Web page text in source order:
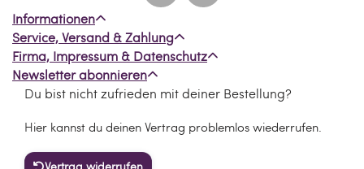
Informationen
Service, Versand & Zahlung
Firma, Impressum & Datenschutz
Newsletter abonnieren
Du bist nicht zufrieden mit deiner Bestellung?
Hier kannst du deinen Vertrag problemlos wiederrufen.